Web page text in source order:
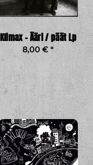
Klimax - Ääri / päät Lp
8,00 € *